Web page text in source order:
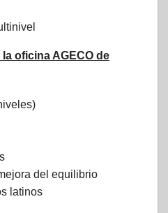
oficina AGECO de
del equilibrio
latinos